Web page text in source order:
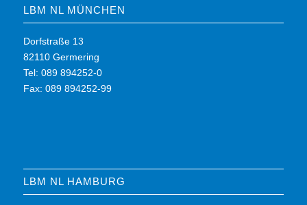
LBM NL MÜNCHEN
Dorfstraße 13
82110 Germering
Tel: 089 894252-0
Fax: 089 894252-99
LBM NL HAMBURG